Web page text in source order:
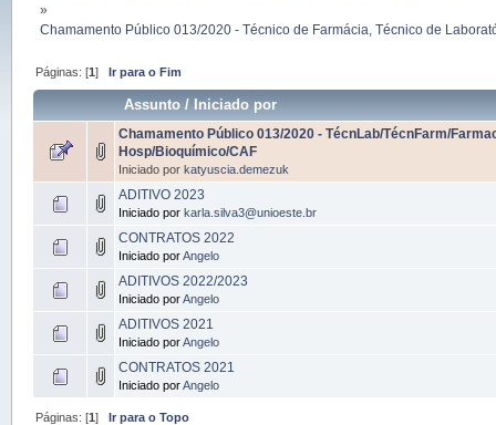
»
Chamamento Público 013/2020 - Técnico de Farmácia, Técnico de
Páginas: [1]Ir para o Fim
Assunto/ Iniciado por
Chamamento Público 013/2020 - TécnLab/TécnFarm/
Hosp/Bioquímico/CAF
Iniciado por katyuscia.demezuk
ADITIVO 2023
Iniciado por karla.silva3@unioeste.br
CONTRATOS 2022
Iniciado porAngelo
ADITIVOS 2022/2023
Iniciado porAngelo
ADITIVOS 2021
Iniciado porAngelo
CONTRATOS 2021
Iniciado porAngelo
Páginas: [1]Ir para o Topo